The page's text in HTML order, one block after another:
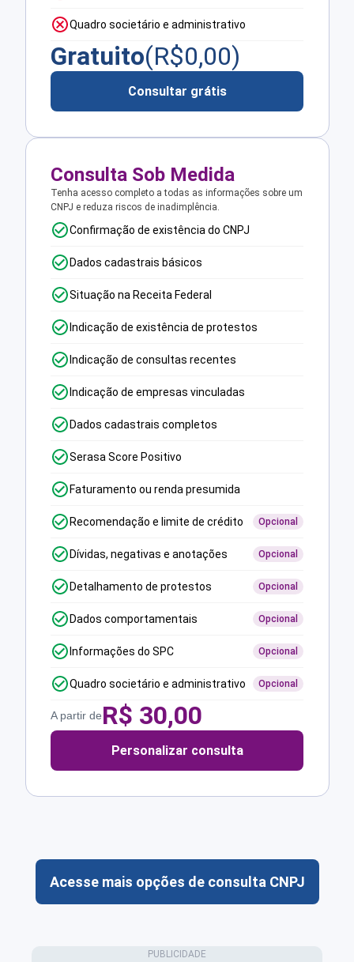
Quadro societário e administrativo
Gratuito(R$0,00)
Consultar grátis
Consulta Sob Medida
Tenha acesso completo a todas as informações sobre um
CNPJ e reduza riscos de inadimplência.
Confirmação de existência do CNPJ
Dados cadastrais básicos
Situação na Receita Federal
Indicação de existência de protestos
Indicação de consultas recentes
Indicação de empresas vinculadas
Dados cadastrais completos
Serasa Score Positivo
Faturamento ou renda presumida
Recomendação e limite de crédito Opcional
Dívidas, negativas e anotações Opcional
Detalhamento de protestos Opcional
Dados comportamentais Opcional
Informações do SPC Opcional
Quadro societário e administrativo Opcional
A partir deR$ 30,00
Personalizar consulta
Acesse mais opções de consulta CNPJ